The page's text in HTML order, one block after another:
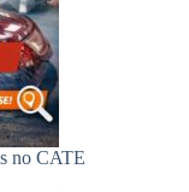
no CATE